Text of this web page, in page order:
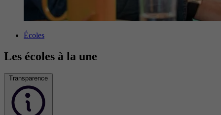
Écoles
Les écoles à la une
Transparence